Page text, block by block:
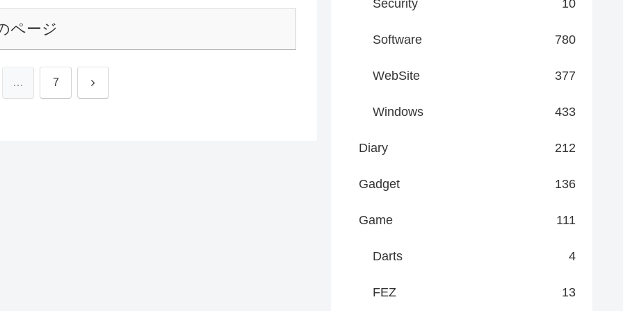
ページ
… 7 次
Security 10
Software 780
WebSite 377
Windows 433
Diary 212
Gadget 136
Game 111
Darts 4
FEZ 13